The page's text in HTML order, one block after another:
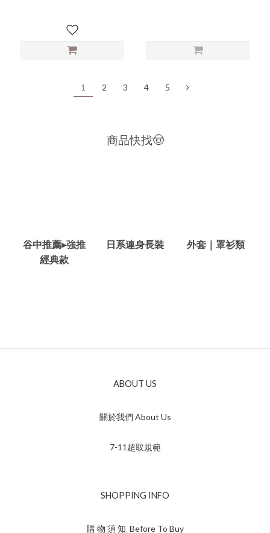
1 2 3 4 5
商品快找🤠
谷中推薦▸強推
經典款
日系連身長裝 外套｜罩衫類
ABOUT US
關於我們 About Us
7-11超取規範
SHOPPING INFO
購 物 須 知 Before To Buy